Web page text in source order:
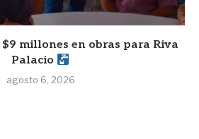
millones en obras para Riva
Palacio
agosto 6, 2026